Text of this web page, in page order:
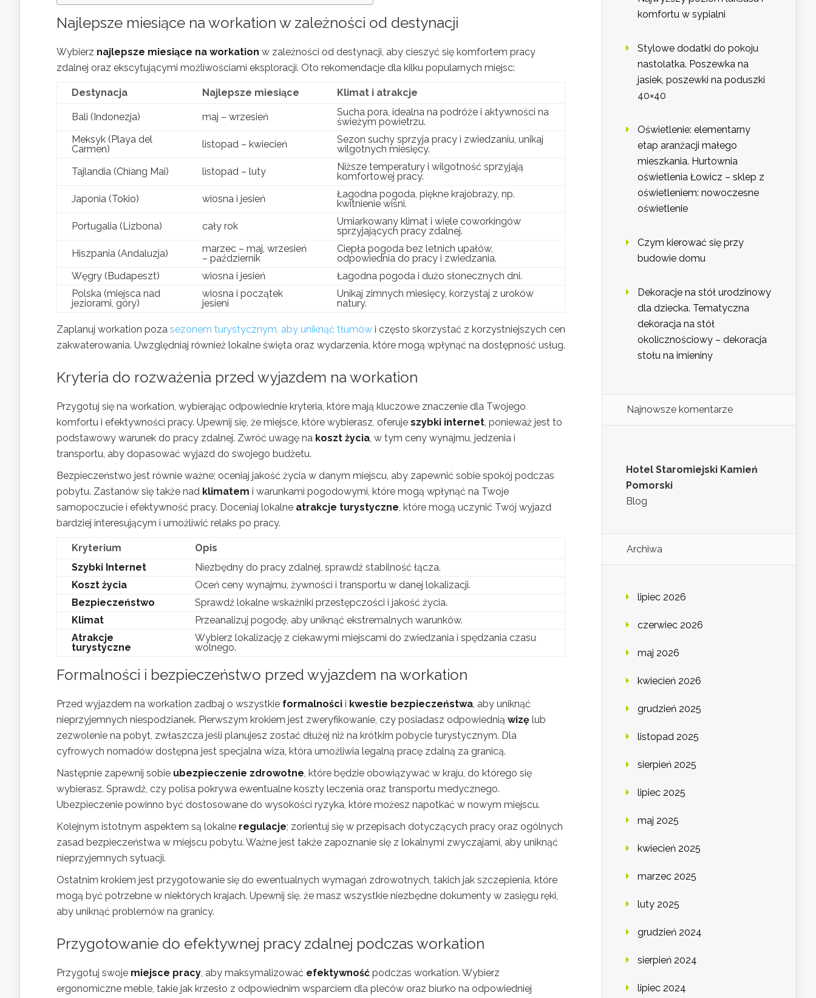
Najlepsze miesiące na workation w zależności od destynacji
Wybierz najlepsze miesiące na workation w zależności od destynacji, aby cieszyć się komfortem pracy
zdalnej oraz ekscytującymi możliwościami eksploracji. Oto rekomendacje dla kilku popularnych miejsc:
Destynacja Najlepsze miesiące Klimat i atrakcje
Bali (Indonezja) maj – wrzesień
Sucha pora, idealna na podróże i aktywności na
świeżym powietrzu.
Meksyk (Playa del
Carmen)
listopad – kwiecień
Sezon suchy sprzyja pracy i zwiedzaniu, unikaj
wilgotnych miesięcy.
Tajlandia (Chiang Mai)
listopad – luty
Niższe temperatury i wilgotność sprzyjają
komfortowej pracy.
Japonia (Tokio)
wiosna i jesień
Łagodna pogoda, piękne krajobrazy, np.
kwitnienie wiśni.
Portugalia (Lizbona)
cały rok
Umiarkowany klimat i wiele coworkingów
sprzyjających pracy zdalnej.
Hiszpania (Andaluzja)
marzec – maj, wrzesień
– październik
Ciepła pogoda bez letnich upałów,
odpowiednia do pracy i zwiedzania.
Węgry (Budapeszt)
wiosna i jesień
Łagodna pogoda i dużo słonecznych dni.
Polska (miejsca nad
jeziorami, góry)
wiosna i początek
jesieni
Unikaj zimnych miesięcy, korzystaj z uroków
natury.
Zaplanuj workation poza sezonem turystycznym, aby uniknąć tłumów i często skorzystać z korzystniejszych cen
zakwaterowania. Uwzględniaj również lokalne święta oraz wydarzenia, które mogą wpłynąć na dostępność usług.
Kryteria do rozważenia przed wyjazdem na workation
Przygotuj się na workation, wybierając odpowiednie kryteria, które mają kluczowe znaczenie dla Twojego
komfortu i efektywności pracy. Upewnij się, że miejsce, które wybierasz, oferuje szybki internet , ponieważ jest to
podstawowy warunek do pracy zdalnej. Zwróć uwagę na koszt życia , w tym ceny wynajmu, jedzenia i
transportu, aby dopasować wyjazd do swojego budżetu.
Bezpieczeństwo jest równie ważne; oceniaj jakość życia w danym miejscu, aby zapewnić sobie spokój podczas
pobytu. Zastanów się także nad klimatem i warunkami pogodowymi, które mogą wpłynąć na Twoje
samopoczucie i efektywność pracy. Doceniaj lokalne atrakcje turystyczne , które mogą uczynić Twój wyjazd
bardziej interesującym i umożliwić relaks po pracy.
Kryterium
Opis
Szybki Internet
Niezbędny do pracy zdalnej, sprawdź stabilność łącza.
Koszt życia
Oceń ceny wynajmu, żywności i transportu w danej lokalizacji.
Bezpieczeństwo
Sprawdź lokalne wskaźniki przestępczości i jakość życia.
Klimat
Przeanalizuj pogodę, aby uniknąć ekstremalnych warunków.
Atrakcje
turystyczne
Wybierz lokalizację z ciekawymi miejscami do zwiedzania i spędzania czasu
wolnego.
Formalności i bezpieczeństwo przed wyjazdem na workation
Przed wyjazdem na workation zadbaj o wszystkie formalności i kwestie bezpieczeństwa , aby uniknąć
nieprzyjemnych niespodzianek. Pierwszym krokiem jest zweryfikowanie, czy posiadasz odpowiednią wizę lub
zezwolenie na pobyt, zwłaszcza jeśli planujesz zostać dłużej niż na krótkim pobycie turystycznym. Dla
cyfrowych nomadów dostępna jest specjalna wiza, która umożliwia legalną pracę zdalną za granicą.
Następnie zapewnij sobie ubezpieczenie zdrowotne , które będzie obowiązywać w kraju, do którego się
wybierasz. Sprawdź, czy polisa pokrywa ewentualne koszty leczenia oraz transportu medycznego.
Ubezpieczenie powinno być dostosowane do wysokości ryzyka, które możesz napotkać w nowym miejscu.
Kolejnym istotnym aspektem są lokalne regulacje; zorientuj się w przepisach dotyczących pracy oraz ogólnych
zasad bezpieczeństwa w miejscu pobytu. Ważne jest także zapoznanie się z lokalnymi zwyczajami, aby uniknąć
nieprzyjemnych sytuacji.
Ostatnim krokiem jest przygotowanie się do ewentualnych wymagań zdrowotnych, takich jak szczepienia, które
mogą być potrzebne w niektórych krajach. Upewnij się, że masz wszystkie niezbędne dokumenty w zasięgu ręki,
aby uniknąć problemów na granicy.
Przygotowanie do efektywnej pracy zdalnej podczas workation
Przygotuj swoje miejsce pracy , aby maksymalizować efektywność podczas workation. Wybierz
ergonomiczne meble, takie jak krzesło z odpowiednim wsparciem dla pleców oraz biurko na odpowiedniej
komfortu w sypialni
Stylowe dodatki do pokoju
nastolatka. Poszewka na
jasiek, poszewki na poduszki
40×40
Oświetlenie: elementarny
etap aranżacji małego
mieszkania. Hurtownia
oświetlenia Łowicz – sklep z
oświetleniem: nowoczesne
oświetlenie
Czym kierować się przy
budowie domu
Dekoracje na stół urodzinowy
dla dziecka. Tematyczna
dekoracja na stół
okolicznościowy – dekoracja
stołu na imieniny
Najnowsze komentarze
Hotel Staromiejski Kamień
Pomorski
Blog
Archiwa
lipiec 2026
czerwiec 2026
maj 2026
kwiecień 2026
grudzień 2025
listopad 2025
sierpień 2025
lipiec 2025
maj 2025
kwiecień 2025
marzec 2025
luty 2025
grudzień 2024
sierpień 2024
lipiec 2024